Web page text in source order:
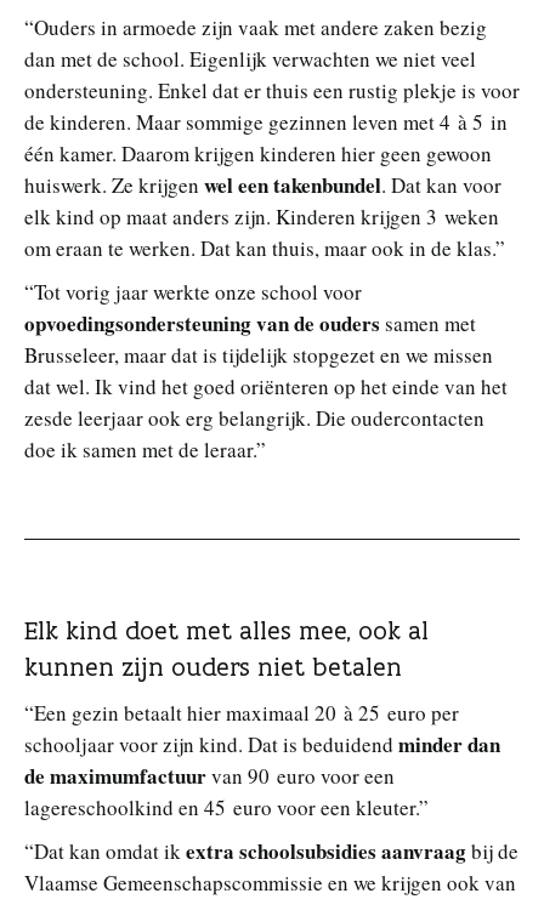
“Ouders in armoede zijn vaak met andere zaken bezig
dan met de school. Eigenlijk verwachten we niet veel
ondersteuning. Enkel dat er thuis een rustig plekje is voor
de kinderen. Maar sommige gezinnen leven met 4 à 5 in
één kamer. Daarom krijgen kinderen hier geen gewoon
huiswerk. Ze krijgen wel een takenbundel. Dat kan voor
elk kind op maat anders zijn. Kinderen krijgen 3 weken
om eraan te werken. Dat kan thuis, maar ook in de klas.”
“Tot vorig jaar werkte onze school voor
opvoedingsondersteuning van de ouders samen met
Brusseleer, maar dat is tijdelijk stopgezet en we missen
dat wel. Ik vind het goed oriënteren op het einde van het
zesde leerjaar ook erg belangrijk. Die oudercontacten
doe ik samen met de leraar.”
Elk kind doet met alles mee, ook al
kunnen zijn ouders niet betalen
“Een gezin betaalt hier maximaal 20 à 25 euro per
schooljaar voor zijn kind. Dat is beduidend minder dan
de maximumfactuurvan 90 euro voor een
lagereschoolkind en 45 euro voor een kleuter.”
“Dat kan omdat ikextra schoolsubsidies aanvraagbij de
Vlaamse Gemeenschapscommissie en we krijgen ook van